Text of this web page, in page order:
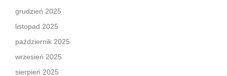
grudzień 2025
listopad 2025
październik 2025
wrzesień 2025
sierpień 2025